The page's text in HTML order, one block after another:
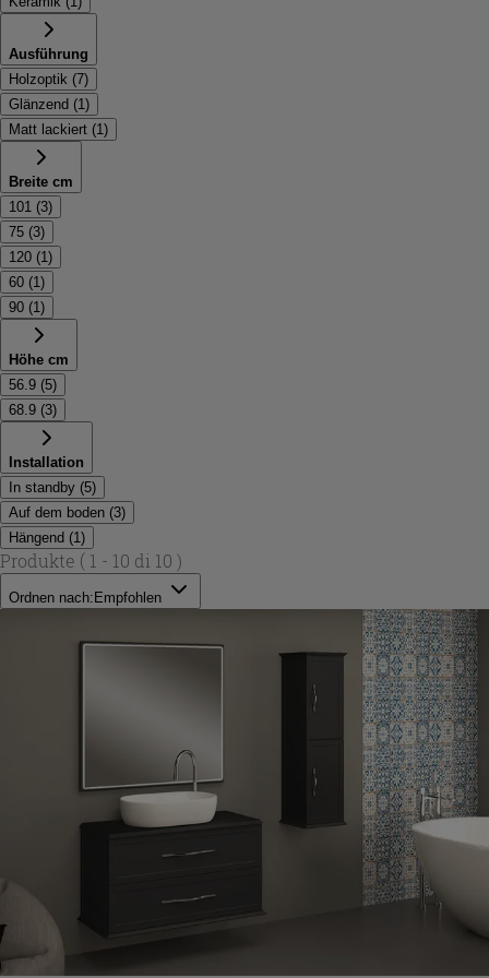
Ausführung
Holzoptik (7)
Glänzend (1 )
Matt lackiert (1 )
Breite cm
101 (3)
75 (3)
120 (1 )
60 (1 )
90 (1 )
Höhe cm
56.9 (5)
68.9 (3)
Installation
In standby (5)
Auf dem boden (3)
Hängend (1 )
Produkte ( 1 - 10 di 10 )
Ordnen nach: Empfohlen